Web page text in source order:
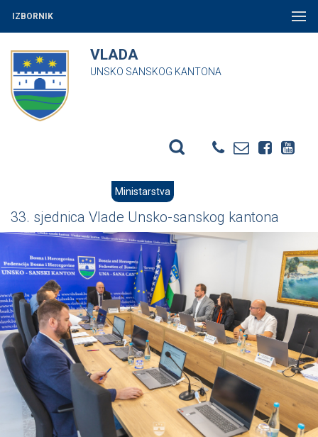
IZBORNIK
VLADA
UNSKO SANSKOG KANTONA
Ministarstva
33. sjednica Vlade Unsko-sanskog kantona